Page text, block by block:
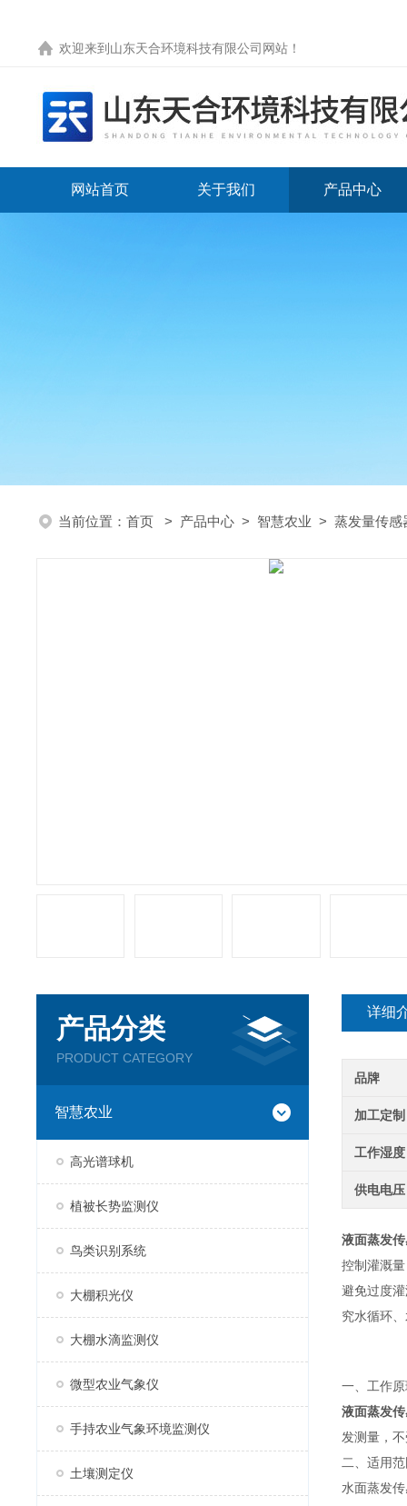
欢迎来到 山东天合环境科技有限公司网站 ！
网站首页 关于我们 产品中心
当前位置： 首页 > 产品中心 > 智慧农业 > 蒸发量传感
产品分类
PRODUCT CATEGORY
智慧农业
高光谱球机
植被长势监测仪
鸟类识别系统
大棚积光仪
大棚水滴监测仪
微型农业气象仪
手持农业气象环境监测仪
土壤测定仪
详细
品牌
加工定制
工作湿度
供电电压
液面蒸发
控制灌溉
避免过度
究水循环
一、工作
液面蒸发
发测量，
二、适用
水面蒸发